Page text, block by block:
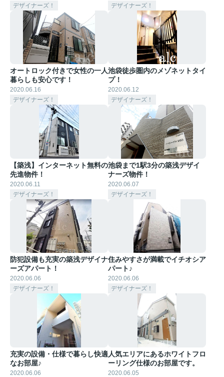
デザイナーズ！
デザイナーズ！
オートロック付きで女性の一人
暮らしも安心です！
2020.06.16
デザイナーズ！
池袋徒歩圏内のメゾネットタイ
プ！
2020.06.12
デザイナーズ！
【築浅】インターネット無料の
先進物件！
2020.06.11
デザイナーズ！
池袋まで1駅3分の築浅デザイ
ナーズ物件！
2020.06.07
デザイナーズ！
防犯設備も充実の築浅デザイナ
ーズアパート！
2020.06.06
デザイナーズ！
住みやすさが満載でイチオシア
パート♪
2020.06.06
デザイナーズ！
充実の設備・仕様で暮らし快適
なお部屋♪
2020.06.06
人気エリアにあるホワイトフロ
ーリング仕様のお部屋です。
2020.06.05